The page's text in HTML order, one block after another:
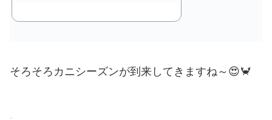
そろそろカニシーズンが到来してきますね～😍🦀